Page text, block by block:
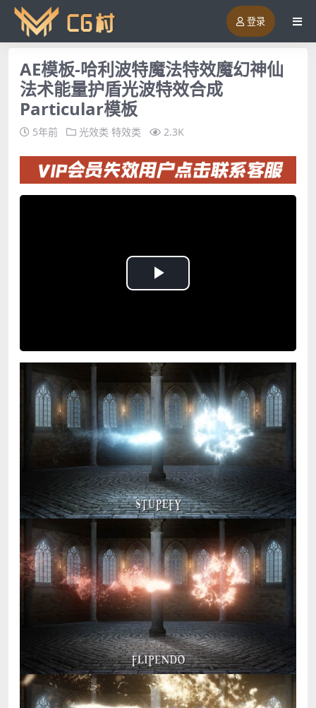
登录
AE模板-哈利波特魔法特效魔幻神仙
法术能量护盾光波特效合成
Particular模板
5年前 光效类 特效类 2.3K
Play